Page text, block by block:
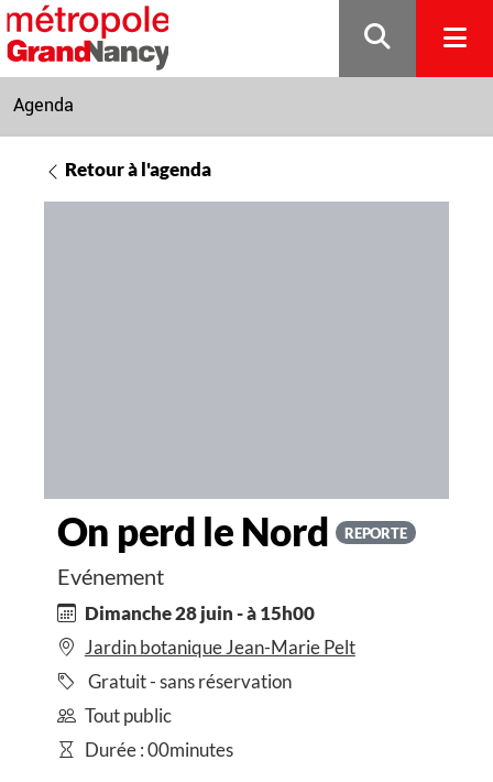
Gestion de vos préférences sur les cookies
Agenda
Retour à l'agenda
On perd le Nord REPORTE
Evénement
Dimanche 28 juin - à 15h00
Jardin botanique Jean-Marie Pelt
Gratuit - sans réservation
Tout public
Durée : 00minutes